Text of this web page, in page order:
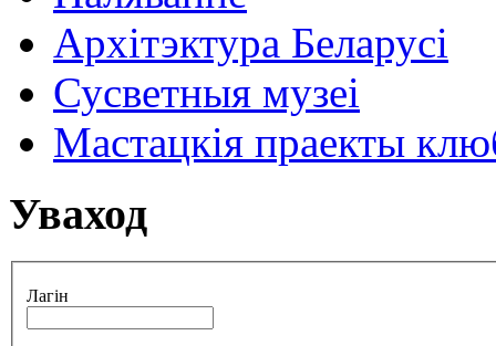
Архітэктура Беларусі
Сусветныя музеі
Мастацкія праекты
Уваход
Лагін